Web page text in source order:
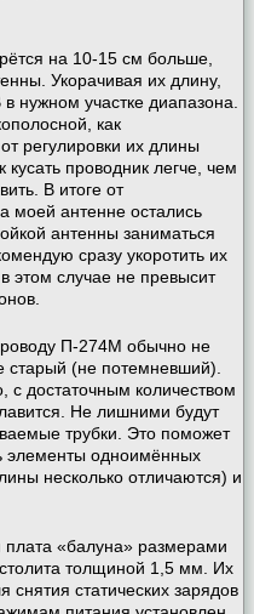
на 10-15 см больше,
Укорачивая их длину,
нужном участке диапазона.
как
регулировки их длины
проводник легче, чем
В итоге от
моей антенне остались
антенны заниматься
сразу укоротить их
этом случае не превысит
П-274М обычно не
старый (не потемневший).
с достаточным количеством
Не лишними будут
трубки. Это поможет
элементы одноимённых
несколько отличаются) и
«балуна» размерами
толщиной 1,5 мм. Их
статических зарядов